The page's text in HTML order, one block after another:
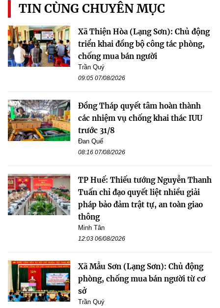
TIN CÙNG CHUYÊN MỤC
Xã Thiện Hòa (Lạng Sơn): Chủ động
triển khai đồng bộ công tác phòng,
chống mua bán người
Trần Quý
09:05 07/08/2026
Đồng Tháp quyết tâm hoàn thành
các nhiệm vụ chống khai thác IUU
trước 31/8
Đan Quế
08:16 07/08/2026
TP Huế: Thiếu tướng Nguyễn Thanh
Tuấn chỉ đạo quyết liệt nhiều giải
pháp bảo đảm trật tự, an toàn giao
thông
Minh Tân
12:03 06/08/2026
Xã Mẫu Sơn (Lạng Sơn): Chủ động
phòng, chống mua bán người từ cơ
sở
Trần Quý